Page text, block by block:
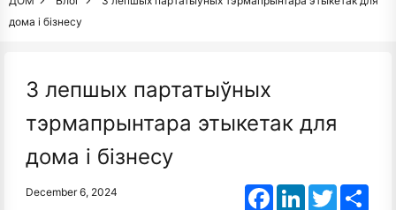
дома і бізнесу
3 лепшых партатыўных
тэрмапрынтара этыкетак для
дома і бізнесу
December 6, 2024 FacebookLinkedInTwitter